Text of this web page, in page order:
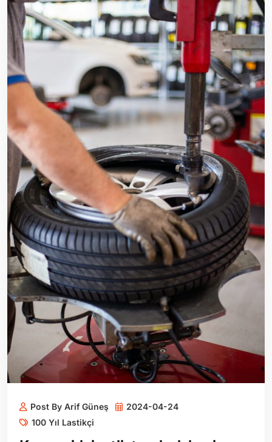
Post By Arif Güneş
2024-04-24
100 Yıl Lastikçi